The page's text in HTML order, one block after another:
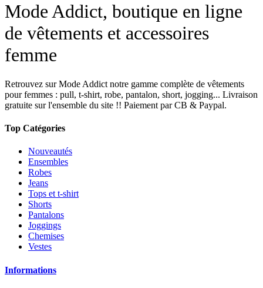
Mode Addict, boutique en ligne
de vêtements et accessoires
femme
Retrouvez sur Mode Addict notre gamme complète de vêtements
pour femmes : pull, t-shirt, robe, pantalon, short, jogging... Livraison
gratuite sur l'ensemble du site !! Paiement par CB & Paypal.
Top Catégories
Nouveautés
Ensembles
Robes
Jeans
Tops et t-shirt
Shorts
Pantalons
Joggings
Chemises
Vestes
Informations